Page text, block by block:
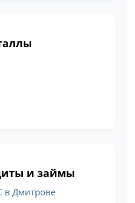
и займы
в Дмитрове